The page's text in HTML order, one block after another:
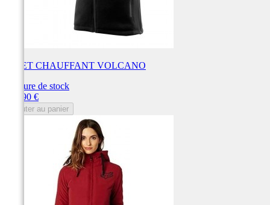
GILET CHAUFFANT VOLCANO
Rupture de stock
109,90 €
Ajouter au panier